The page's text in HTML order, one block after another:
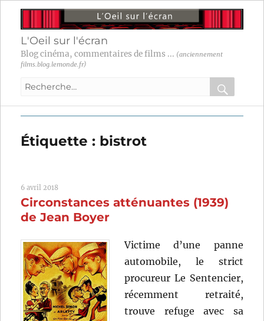
L'Oeil sur l'écran
Blog cinéma, commentaires de films ... (anciennement
films.blog.lemonde.fr)
Recherche
:
OK
Étiquette : bistrot
6 avril 2018
Circonstances atténuantes (1939)
de Jean Boyer
Victime d’une panne
automobile, le strict
procureur Le Sentencier,
récemment retraité,
trouve refuge avec sa